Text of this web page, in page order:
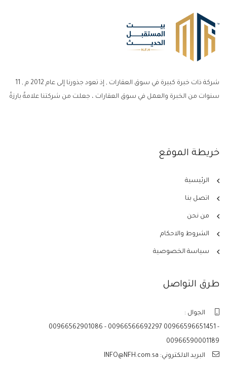
شركة ذات خبرة كبيرة في سوق العقارات , إذ تعود جذورنا إلى عام 2012 م , 11
سنوات من الخبرة والعمل في سوق العقارات ، جعلت من شركتنا علامةً بارزةً
خريطة الموقع
الرئيسية
اتصل بنا
من نحن
الشروط والاحكام
سياسة الخصوصية
طرق التواصل
الجوال :
00966562901086 - 00966566692297 00966596651451 -
00966590001189
البريد الالكتروني: INFO@NFH.com.sa